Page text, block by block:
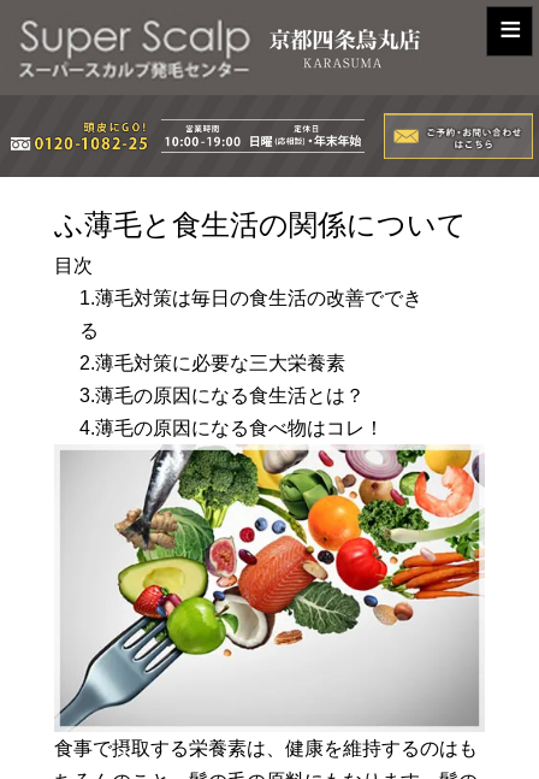
≡
ふ薄毛と食生活の関係について
目次
1.薄毛対策は毎日の食生活の改善ででき
る
2.薄毛対策に必要な三大栄養素
3.薄毛の原因になる食生活とは？
4.薄毛の原因になる食べ物はコレ！
食事で摂取する栄養素は、健康を維持するのはも